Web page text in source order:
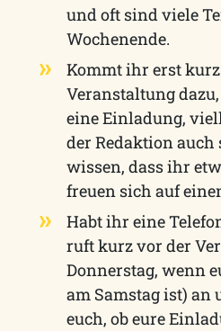
und oft sind viele
Wochenende.
Kommt ihr erst
Veranstaltung
eine Einladung,
der Redaktion
wissen, dass ihr
freuen sich auf
Habt ihr eine
ruft kurz vor der
Donnerstag, wenn
am Samstag ist)
euch, ob eure